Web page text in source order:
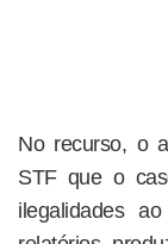
No recurso, o
STF que o
ilegalidades